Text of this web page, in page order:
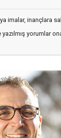
imalar, inançlara
yorumlar